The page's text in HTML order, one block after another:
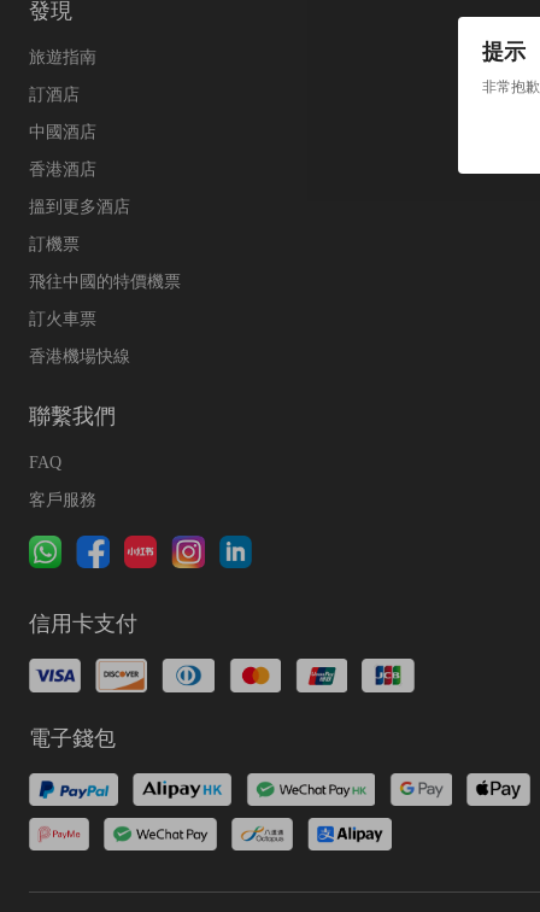
提示
非常抱
發現
旅遊指南
訂酒店
中國酒店
香港酒店
搵到更多酒店
訂機票
飛往中國的特價機票
訂火車票
香港機場快線
聯繫我們
FAQ
客戶服務
信用卡支付
電子錢包